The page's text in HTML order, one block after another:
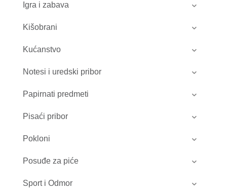
Igra i zabava
Kišobrani
Kućanstvo
Notesi i uredski pribor
Papirnati predmeti
Pisaći pribor
Pokloni
Posuđe za piće
Sport i Odmor